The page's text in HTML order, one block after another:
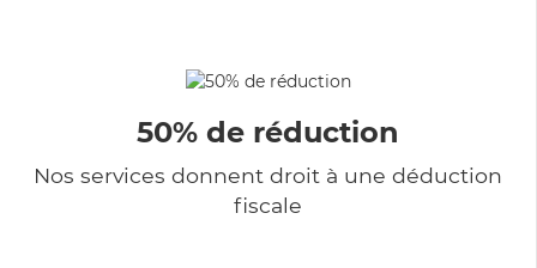
50% de réduction
Nos services donnent droit à une déduction
fiscale